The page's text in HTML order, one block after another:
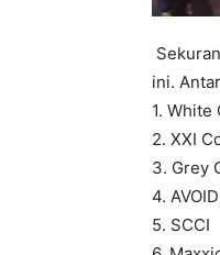
ini.
1. White
2. XXI
3. Grey
4. AVOID
5. SCCI